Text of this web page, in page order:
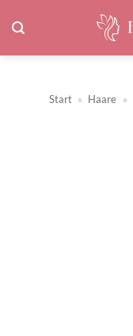
Inhalt
springen
Start » Haare »